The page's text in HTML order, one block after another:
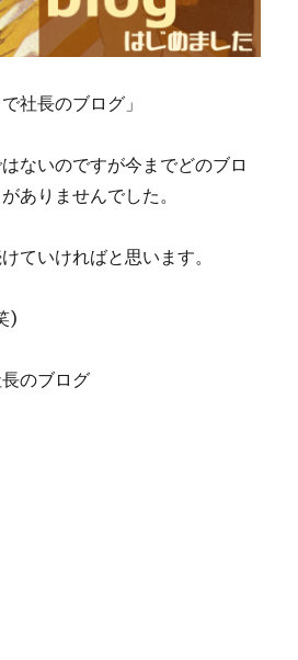
社長のブログ」
ないのですが今までどのブロ
ありませんでした。
ていければと思います。
)
のブログ